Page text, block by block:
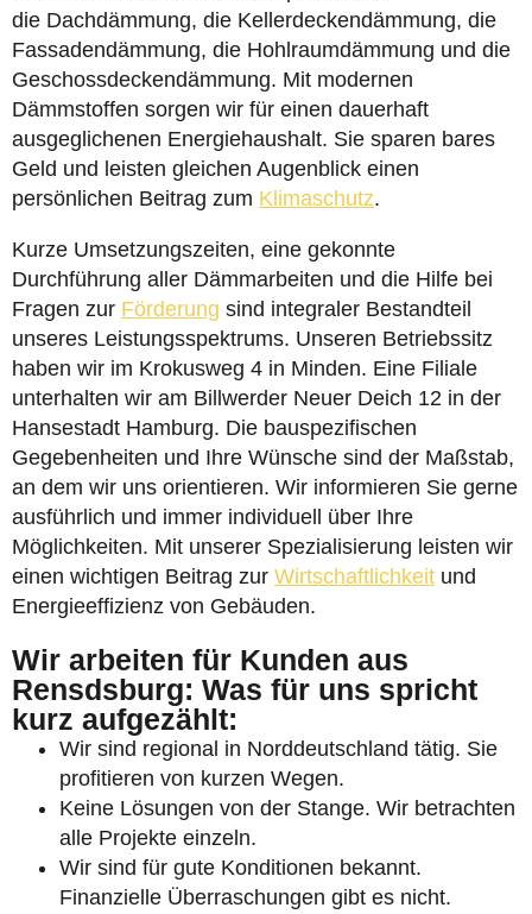
die Dachdämmung, die Kellerdeckendämmung, die
Fassadendämmung, die Hohlraumdämmung und die
Geschossdeckendämmung. Mit modernen
Dämmstoffen sorgen wir für einen dauerhaft
ausgeglichenen Energiehaushalt. Sie sparen bares
Geld und leisten gleichen Augenblick einen
persönlichen Beitrag zum Klimaschutz.
Kurze Umsetzungszeiten, eine gekonnte
Durchführung aller Dämmarbeiten und die Hilfe bei
Fragen zur Förderung sind integraler Bestandteil
unseres Leistungsspektrums. Unseren Betriebssitz
haben wir im Krokusweg 4 in Minden. Eine Filiale
unterhalten wir am Billwerder Neuer Deich 12 in der
Hansestadt Hamburg. Die bauspezifischen
Gegebenheiten und Ihre Wünsche sind der Maßstab,
an dem wir uns orientieren. Wir informieren Sie gerne
ausführlich und immer individuell über Ihre
Möglichkeiten. Mit unserer Spezialisierung leisten wir
einen wichtigen Beitrag zur Wirtschaftlichkeit und
Energieeffizienz von Gebäuden.
Wir arbeiten für Kunden aus
Rensdsburg: Was für uns spricht
kurz aufgezählt:
Wir sind regional in Norddeutschland tätig. Sie
profitieren von kurzen Wegen.
Keine Lösungen von der Stange. Wir betrachten
alle Projekte einzeln.
Wir sind für gute Konditionen bekannt.
Finanzielle Überraschungen gibt es nicht.